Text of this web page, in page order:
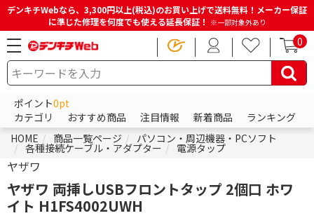
デンキチWebなら、3,300円以上(税込)のお買い上げで送料無料！メーカー保証
に準じた修理を何度でも使える延長保証！ ※一部対象外あり
0
ポイント0pt
カテゴリ
おすすめ商品 注目情報 新着商品
ランキング
HOME
商品一覧ページ パソコン・周辺機器・PCソフト
各種接続ケーブル・アダプター 電源タップ
ヤザワ
ヤザワ 両挿しUSBフロントタップ 2個口 ホワ
イト H1FS4002UWH